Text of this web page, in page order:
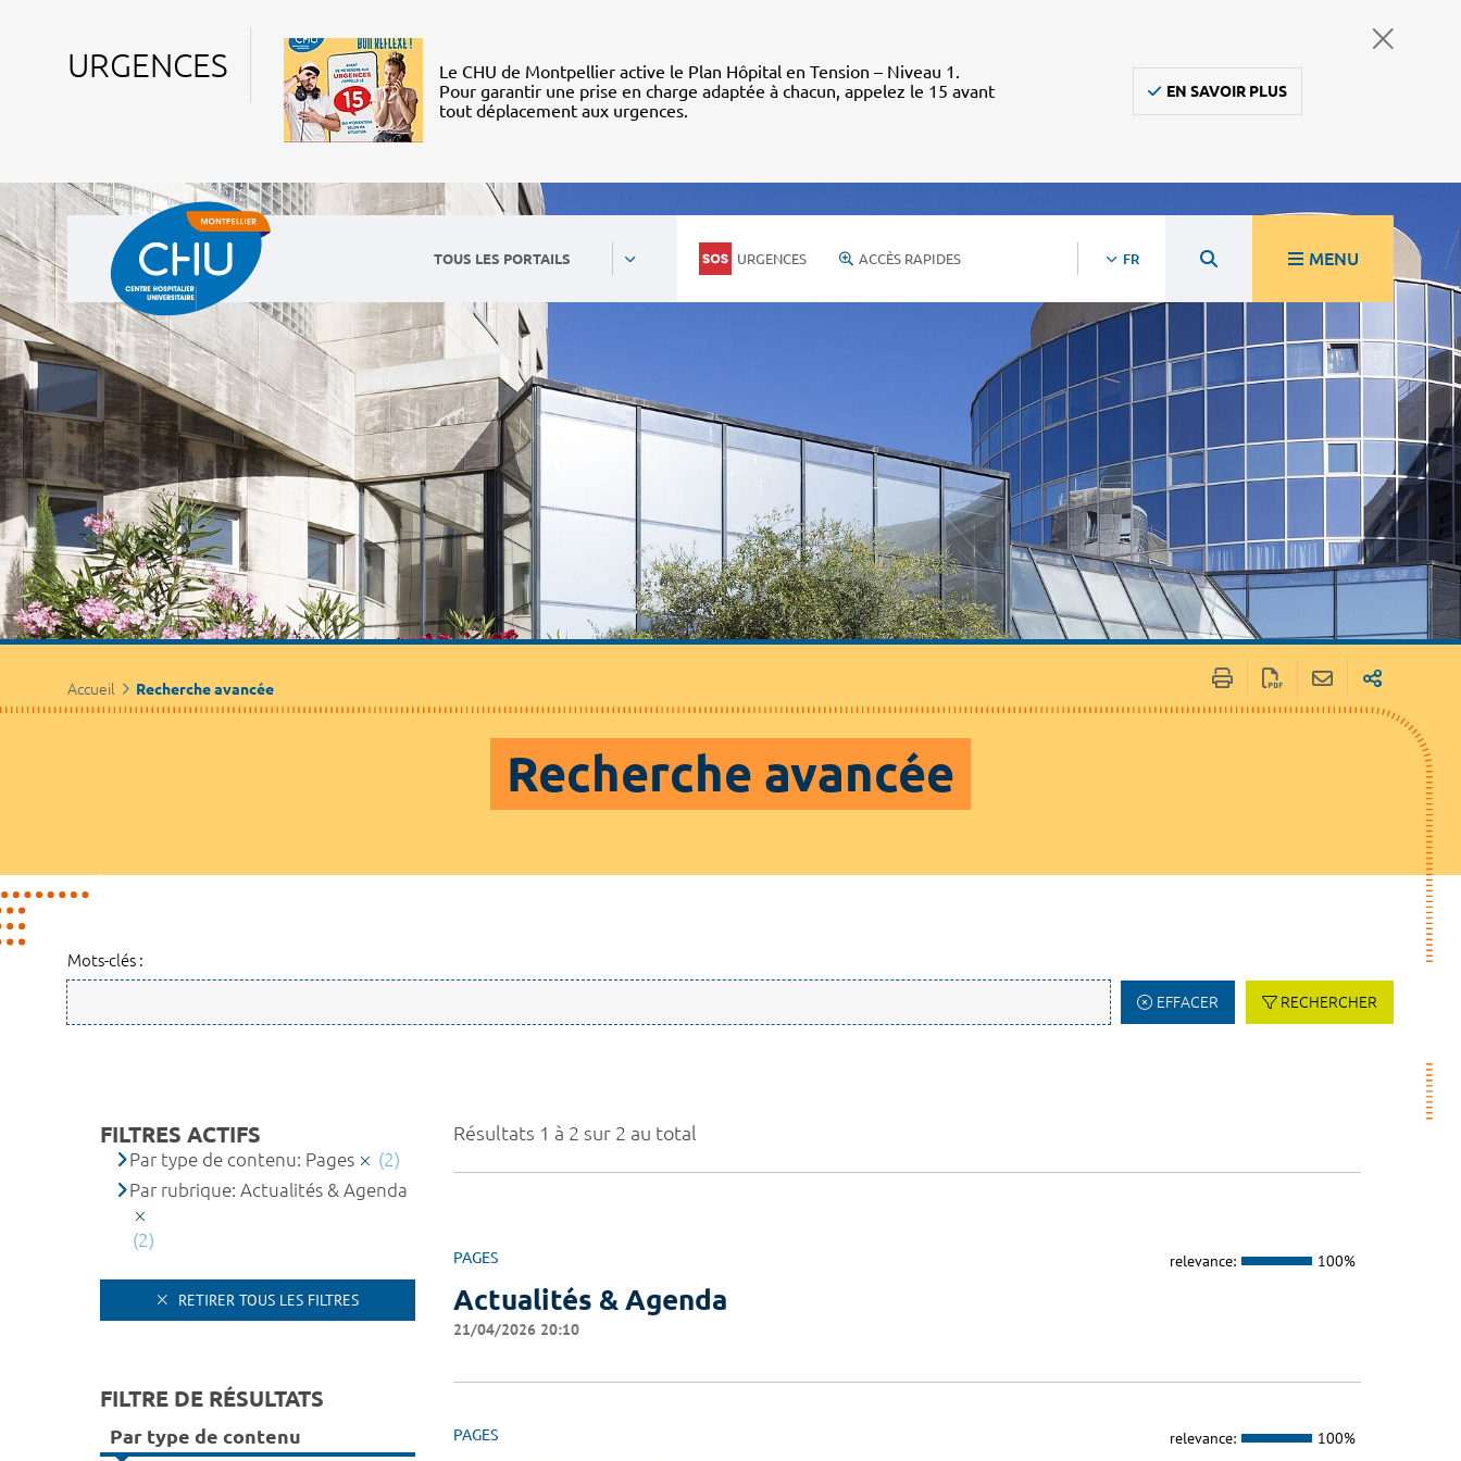
URGENCES
Le CHU de Montpellier active le Plan Hôpital en Tension – Niveau 1.
Pour garantir une prise en charge adaptée à chacun, appelez le 15 avant
tout déplacement aux urgences.
EN SAVOIR PLUS
TOUS LES PORTAILS URGENCES ACCÈS RAPIDES FR MENU
Accueil Recherche avancée
Recherche avancée
Mots-clés :
EFFACER RECHERCHER
Résultats 1 à 2 sur 2 au total
PAGES relevance: 100%
Actualités & Agenda
21/04/2026 20:10
PAGES relevance: 100%
FILTRES ACTIFS
Par type de contenu: Pages
(2)
Par rubrique: Actualités & Agenda
(2)
RETIRER TOUS LES FILTRES
FILTRE DE RÉSULTATS
Par type de contenu